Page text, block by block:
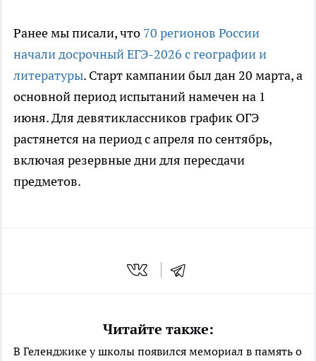
Ранее мы писали, что 70 регионов России
начали досрочный ЕГЭ-2026 с географии и
литературы. Старт кампании был дан 20 марта, а
основной период испытаний намечен на 1
июня. Для девятиклассников график ОГЭ
растянется на период с апреля по сентябрь,
включая резервные дни для пересдачи
предметов.
Читайте также:
В Геленджике у школы появился мемориал в память о